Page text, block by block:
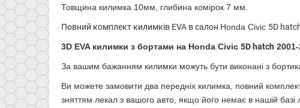
Товщина килимка 10мм, глибина комірок 7 мм.
Повний комплект килимків EVA в салон Honda Civic 5D
3D EVA килимки з бортами на Honda Civic 5D hatch
За вашим бажанням килимки можуть бути виконані з
Ви можете замовити два передніх килимка, повний
зняттям лекал з вашого авто, якщо його немає в нашій базі